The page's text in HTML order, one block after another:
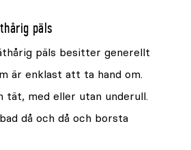
päls
päls besitter generellt
är enklast att ta hand om.
tät, med eller utan underull.
då och då och borsta